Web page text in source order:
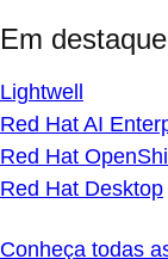
Em destaque
Lightwell
Red Hat AI
Red Hat
Red Hat Desktop
Conheça todas